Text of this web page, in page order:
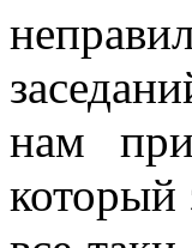
нам
который